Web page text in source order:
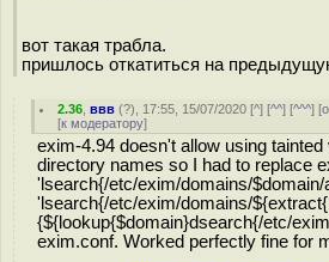
вот такая трабла.
пришлось откатиться на
2.36 ,ввв (?), 17:55, 15/07/2020 [^] [^^] [^^^] [
[к модератору]
exim-4.94 doesn't allow using tainted
directory names so I had to replace
'lsearch{/etc/exim/domains/
'lsearch{/etc/exim/domains/
{${lookup{$domain}dsearch{/etc/
exim.conf. Worked perfectly fine for